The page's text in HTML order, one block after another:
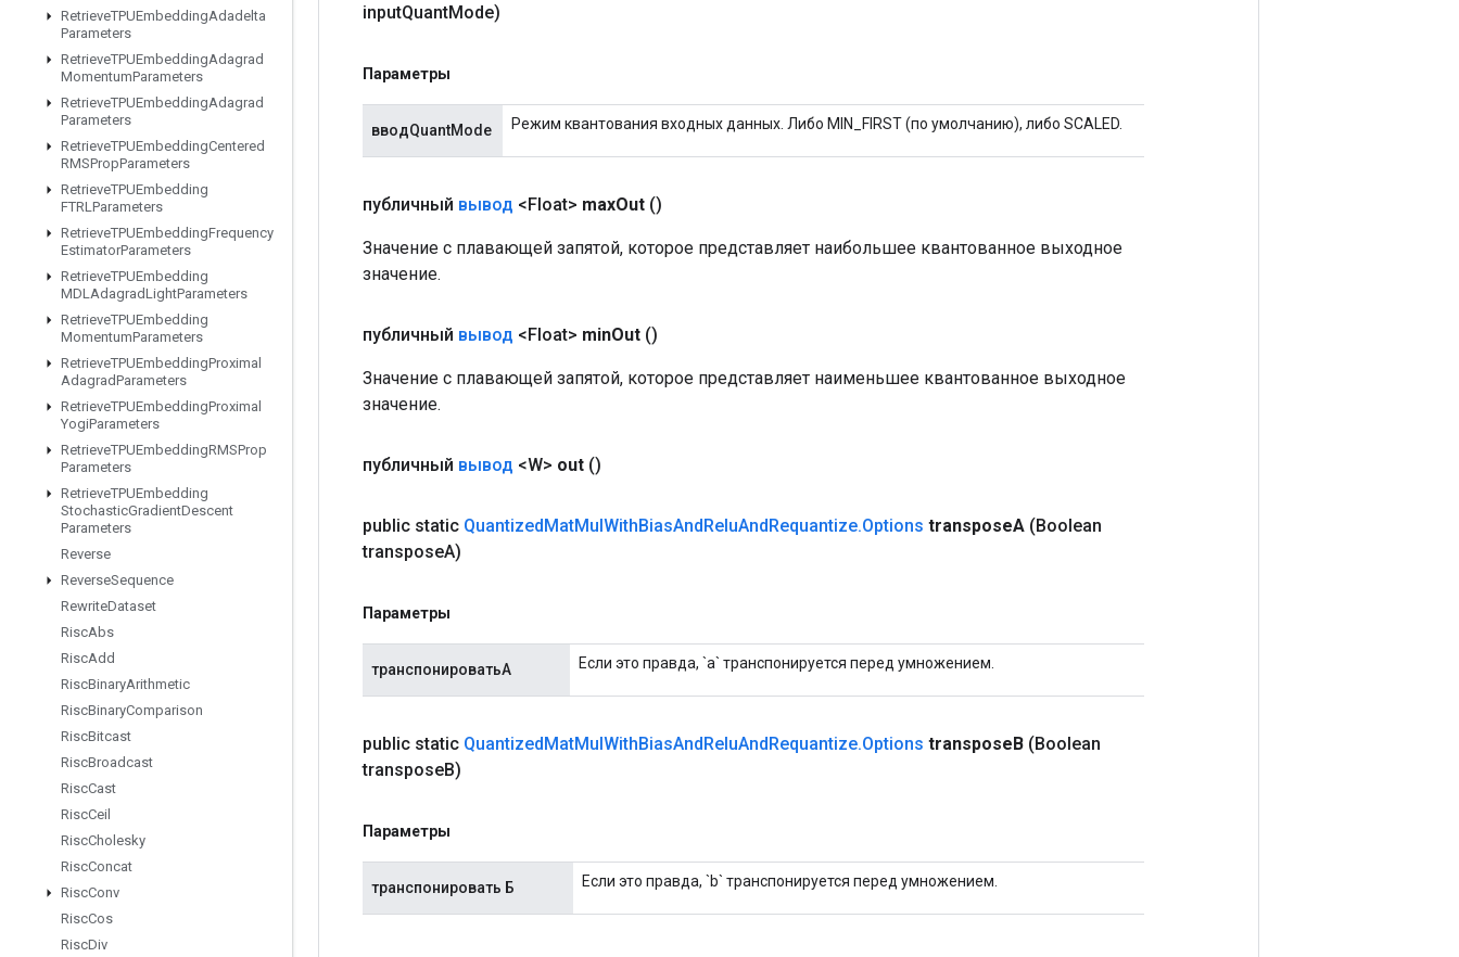
RetrieveTPUEmbeddingAdadelta
Parameters
RetrieveTPUEmbeddingAdagrad
MomentumParameters
RetrieveTPUEmbeddingAdagrad
Parameters
RetrieveTPUEmbeddingCentered
RMSPropParameters
RetrieveTPUEmbedding
FTRLParameters
RetrieveTPUEmbeddingFrequency
EstimatorParameters
RetrieveTPUEmbedding
MDLAdagradLightParameters
RetrieveTPUEmbedding
MomentumParameters
RetrieveTPUEmbeddingProximal
AdagradParameters
RetrieveTPUEmbeddingProximal
YogiParameters
RetrieveTPUEmbeddingRMSProp
Parameters
RetrieveTPUEmbedding
StochasticGradientDescent
Parameters
Reverse
ReverseSequence
RewriteDataset
RiscAbs
RiscAdd
RiscBinaryArithmetic
RiscBinaryComparison
RiscBitcast
RiscBroadcast
RiscCast
RiscCeil
RiscCholesky
RiscConcat
RiscConv
RiscCos
RiscDiv
inputQuantMode)
Параметры
вводQuantMode Режим квантования входных данных. Либо MIN_FIRST (по умолчанию), либо SCALED.
публичный вывод <Float> maxOut ()
Значение с плавающей запятой, которое представляет наибольшее квантованное выходное
значение.
публичный вывод <Float> minOut ()
Значение с плавающей запятой, которое представляет наименьшее квантованное выходное
значение.
публичный вывод <W> out ()
public static QuantizedMatMulWithBiasAndReluAndRequantize.Options transposeA (Boolean
transposeA)
Параметры
транспонироватьА Если это правда, `a` транспонируется перед умножением.
public static QuantizedMatMulWithBiasAndReluAndRequantize.Options transposeB (Boolean
transposeB)
Параметры
транспонировать Б Если это правда, `b` транспонируется перед умножением.